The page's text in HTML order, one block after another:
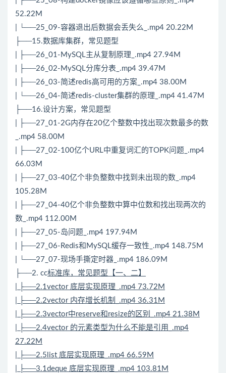
52.22M
| └──25_09-容器退出后数据会丢失么_.mp4 20.22M
├──15.数据库集群，常见题型
| ├──26_01- MySQL主从复制原理_.mp4 27.94M
| ├──26_02- MySQL分库分表_.mp4 39.47M
| ├──26_03-简述redis高可用的方案_.mp4 38.00M
| └──26_04-简述redis-cluster集群的原理_.mp4 41.47M
├──16.设计方案，常见题型
| ├──27_01-2G内存在20亿个整数中找出现次数最多的数
_.mp4 58.00M
| ├──27_02-100亿个URL中重复词汇的TOPK问题_.mp4
66.03M
| ├──27_03-40亿个非负整数中找到未出现的数_.mp4
105.28M
| ├──27_04-40亿个非负整数中算中位数和找出现两次的
数_.mp4 112.00M
| ├──27_05-岛问题_.mp4 197.94M
| ├──27_06- Redis和 MySQL缓存一致性_.mp4 148.75M
| └──27_07-现场手撕定时器_.mp4 186.09M
├──2. cc标准库，常见题型【一、二】
| ├──2.1vector 底层实现原理_.mp4 73.72M
| ├──2.2vector 内存增长机制_.mp4 36.31M
| ├──2.3vector中reserve和resize的区别_.mp4 21.38M
| ├──2.4vector 的元素类型为什么不能是引用_.mp4
27.22M
| ├──2.5list 底层实现原理_.mp4 66.59M
| ├──3.1deque 底层实现原理_.mp4 103.81M